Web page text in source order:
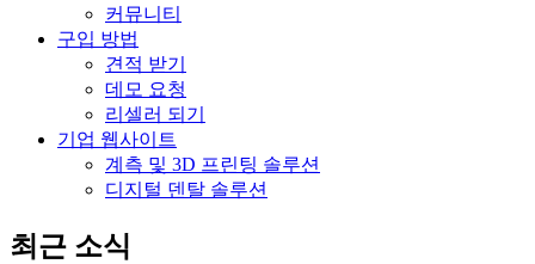
커뮤니티
구입 방법
견적 받기
데모 요청
리셀러 되기
기업 웹사이트
계측 및 3D 프린팅 솔루션
디지털 덴탈 솔루션
최근 소식